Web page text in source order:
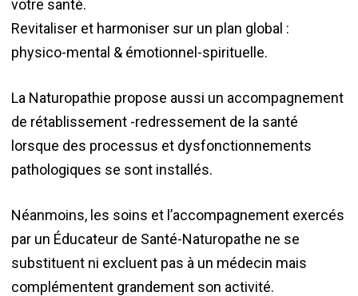
votre santé.
Revitaliser et harmoniser sur un plan global :
physico-mental & émotionnel-spirituelle.
La Naturopathie propose aussi un accompagnement
de rétablissement -redressement de la santé
lorsque des processus et dysfonctionnements
pathologiques se sont installés.
Néanmoins, les soins et l’accompagnement exercés
par un Éducateur de Santé-Naturopathe ne se
substituent ni excluent pas à un médecin mais
complémentent grandement son activité.